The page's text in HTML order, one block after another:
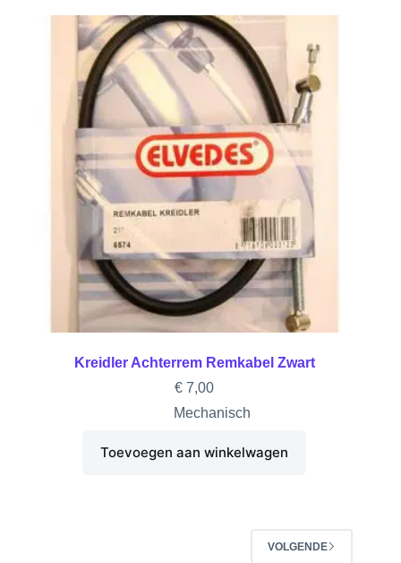
Kreidler Achterrem Remkabel Zwart
€ 7,00
Mechanisch
Toevoegen aan winkelwagen
VOLGENDE